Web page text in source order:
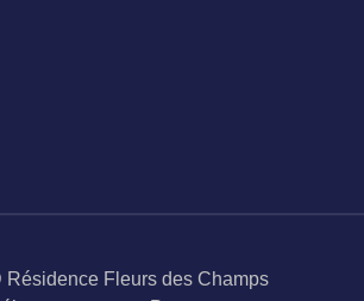
Fleurs des Champs